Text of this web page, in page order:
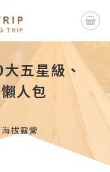
五星級、
人包
拔露營